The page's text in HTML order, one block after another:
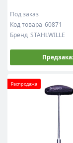
Под заказ
Код товара 60871
Бренд STAHLWILLE
Распродажа